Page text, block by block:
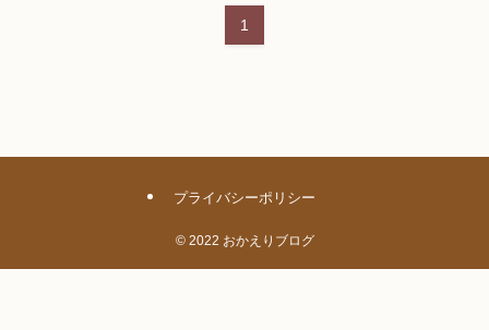
1
プライバシーポリシー
©2022 おかえりブログ